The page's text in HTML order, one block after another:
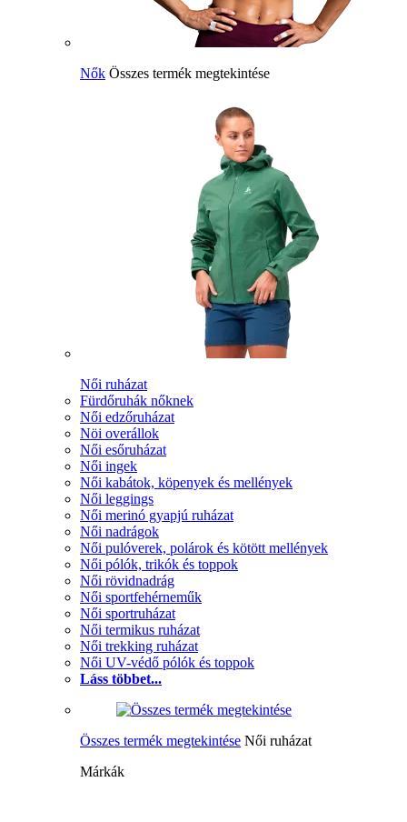
Nők Összes termék megtekintése
Női ruházat
Fürdőruhák nőknek
Női edzőruházat
Nöi overállok
Női esőruházat
Női ingek
Női kabátok, köpenyek és mellények
Női leggings
Női merinó gyapjú ruházat
Női nadrágok
Női pulóverek, polárok és kötött mellények
Női pólók, trikók és toppok
Női rövidnadrág
Női sportfehérneműk
Női sportruházat
Női termikus ruházat
Női trekking ruházat
Női UV-védő pólók és toppok
Láss többet...
Összes termék megtekintése Női ruházat
Márkák